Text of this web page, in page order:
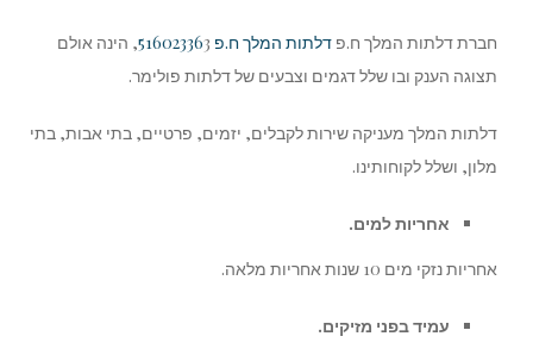
חברת דלתות המלך ח.פ דלתות המלך ח.פ 51602336
3, הינה אולם
תצוגה הענק ובו שלל דגמים וצבעים של דלתות פולימר.
דלתות המלך מעניקה שירות לקבלים, יזמים, פרטיים, בתי אבות, בתי
מלון, ושלל לקוחותינו.
אחריות למים.
אחריות נזקי מים 10 שנות אחריות מלאה.
עמיד בפני מזיקים.